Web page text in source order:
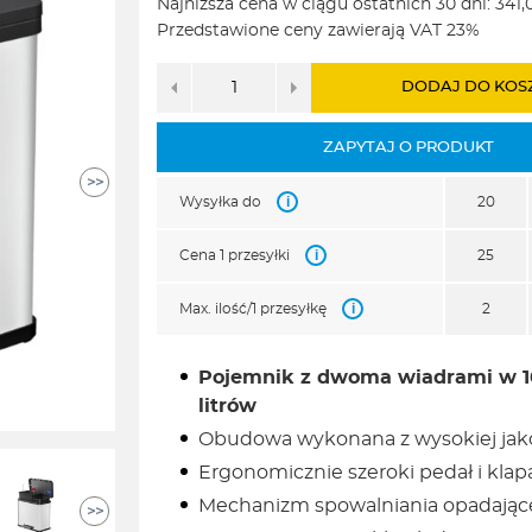
>>
>>
wynosiła:
377,00zł.
wynosi:
341,00zł.
Najniższa cena w ciągu ostatnich 30 dni:
Przedstawione ceny zawierają VAT 23%
DODAJ DO
ZAPYTAJ O PRODUKT
Wysyłka do i 20
Cena 1 przesyłki i 25
Max. ilość/1 przesyłkę i 2
Pojemnik z dwoma wiadrami w
litrów
Obudowa wykonana z wysokiej
Ergonomicznie szeroki pedał i
Mechanizm spowalniania